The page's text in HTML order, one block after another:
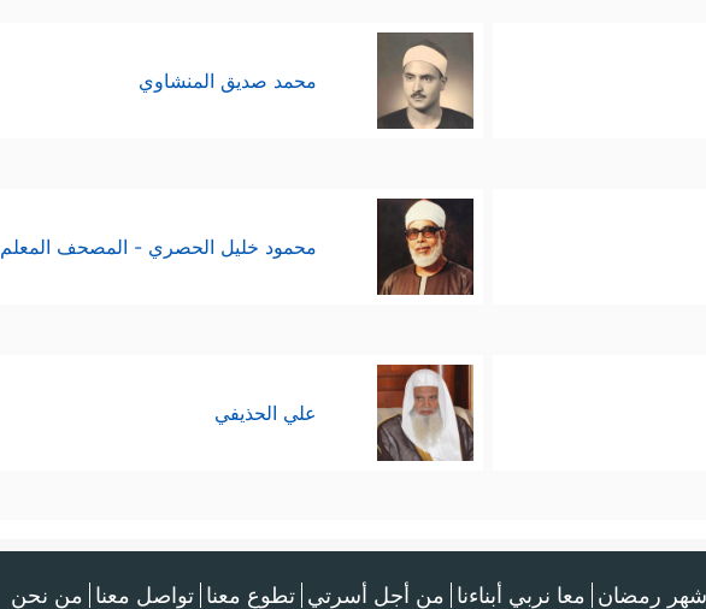
محمد صديق المنشاوي
محمود خليل الحصري - المصحف المعلم
علي الحذيفي
شهر رمضان معا نربي أبناءنا من أجل أسرتي تطوع معنا تواصل معنا من نحن